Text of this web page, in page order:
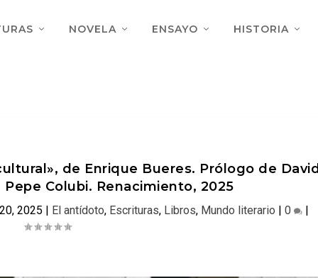
NOVELA ENSAYO HISTORIA
de Enrique Bueres. Prólogo de David
Colubi. Renacimiento, 2025
2025 | El antídoto, Escrituras, Libros, Mundo literario |0 |